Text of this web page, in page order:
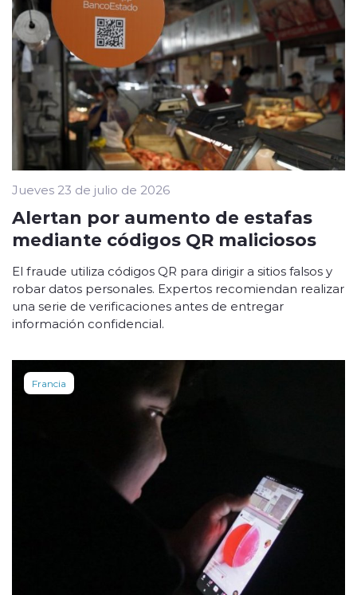
Jueves 23 de julio de 2026
Alertan por aumento de estafas
mediante códigos QR maliciosos
El fraude utiliza códigos QR para dirigir a sitios falsos y
robar datos personales. Expertos recomiendan realizar
una serie de verificaciones antes de entregar
información confidencial.
Francia